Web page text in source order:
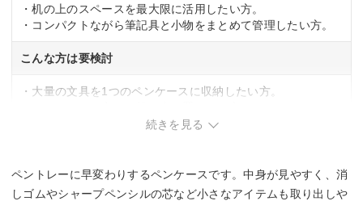
・机の上のスペースを最大限に活用したい方。
・コンパクトながら筆記具と小物をまとめて管理したい方。
こんな方は要検討
・大量の文具を1つのペンケースに収納したい方。
続きを見る
ペントレーに早変わりするペンケースです。中身が見やすく、消
しゴムやシャープペンシルの芯など小さなアイテムも取り出しや